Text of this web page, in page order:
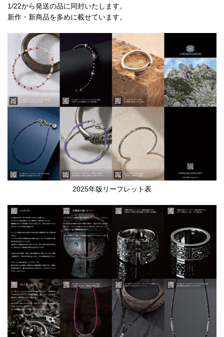
1/22から発送の品に同封いたします。
新作・新商品を多めに載せています。
2025年版リーフレット表